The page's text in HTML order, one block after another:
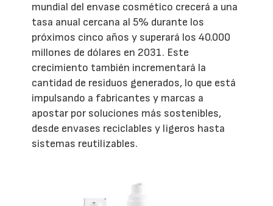
mundial del envase cosmético crecerá a una
tasa anual cercana al 5% durante los
próximos cinco años y superará los 40.000
millones de dólares en 2031. Este
crecimiento también incrementará la
cantidad de residuos generados, lo que está
impulsando a fabricantes y marcas a
apostar por soluciones más sostenibles,
desde envases reciclables y ligeros hasta
sistemas reutilizables.